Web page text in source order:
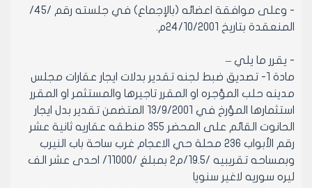
- وعلى موافقة اعضائه (بالإجماع) في جلسته رقم /45/
المنعقدة بتاريخ 24/10/2001م.
- يقرر ما يلي –
مادة 1- تصديق ضبط لجنه تقدير بدلات ايجار عقارات مجلس
مدينه حلب المؤجره او المقرر تاجيرها والمستثمر او المقرر
استثمارها المؤرخ في 13/9/2001 المتضمن تقدير بدل ايجار
الحانوت القائم على المحضر 355 منطقه عقاريه ثانية عشر
رقم الأبواب 236 محلة حي الاعجام غرب ساحة باب النيرب
وبمساحه تقريبيه /19.5/م2 بمبلغ /11000/ احدى عشر الف
ليره سوريه لاغير سنويا